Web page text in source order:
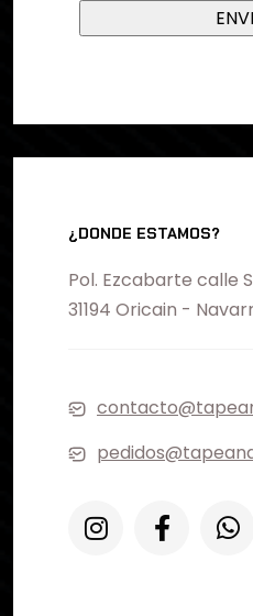
¿DONDE ESTAMOS?
Pol. Ezcabarte calle S
31194 Oricain -